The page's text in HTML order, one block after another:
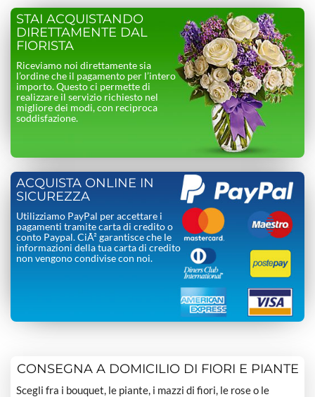
STAI ACQUISTANDO
DIRETTAMENTE DAL
FIORISTA
Riceviamo noi direttamente sia
l’ordine che il pagamento per l’intero
importo. Questo ci permette di
realizzare il servizio richiesto nel
migliore dei modi, con reciproca
soddisfazione.
ACQUISTA ONLINE IN
SICUREZZA
Utilizziamo PayPal per accettare i
pagamenti tramite carta di credito o
conto Paypal. CiÃ² garantisce che le
informazioni della tua carta di credito
non vengono condivise con noi.
CONSEGNA A DOMICILIO DI FIORI E PIANTE
Scegli fra i bouquet, le piante, i mazzi di fiori, le rose o le